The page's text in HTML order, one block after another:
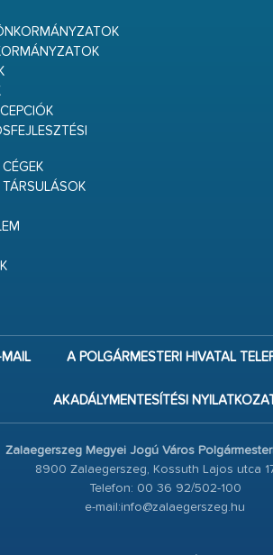
A POLGÁRMESTERI HIVATAL
AKADÁLYMENTESÍTÉSI NYILATKOZAT
Zalaegerszeg Megyei Jogú Város
8900 Zalaegerszeg, Kossuth Lajos utca
Telefon: 00 36 92/502-100
e-mail:info@zalaegerszeg.hu